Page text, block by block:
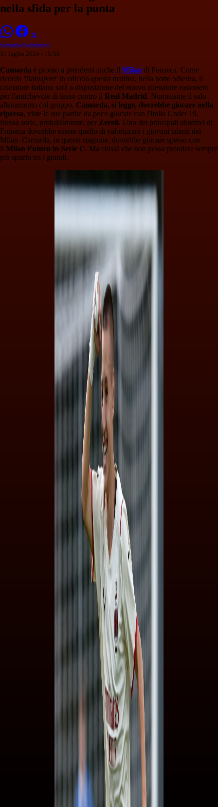
nella sfida per la punta
Stefania Palminteri
31 luglio 2024 - 15:59
Camarda è pronto a prendersi anche il Milan di Fonseca. Come
ricorda 'Tuttosport'in edicola questa mattina, nella notte odierna, il
calciatore italiano sarà a disposizione del nuovo allenatore rossonero
per l'amichevole di lusso contro il Real Madrid. Nonostante il solo
allenamento col gruppo, Camarda, si legge, dovrebbe giocare nella
ripresa, viste le sue partite da poco giocate con l'Italia Under 19.
Stessa sorte, probabilmente, per Zeroli. Uno dei principali obiettivi di
Fonseca dovrebbe essere quello di valorizzare i giovani talenti del
Milan. Camarda, in questa stagione, dovrebbe giocare spesso con
il Milan Futuro in Serie C. Ma chissà che non possa prendere sempre
più spazio tra i grandi.